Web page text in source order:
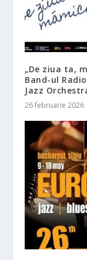
„De ziua ta,
Band-ul
Jazz
26 februarie 2026